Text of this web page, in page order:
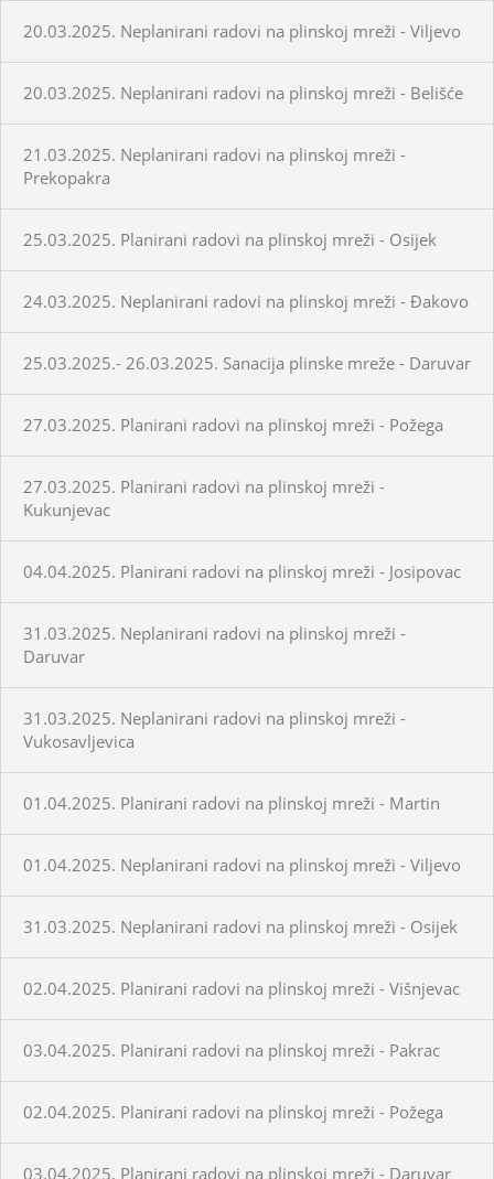
20.03.2025. Neplanirani radovi na plinskoj mreži - Viljevo
20.03.2025. Neplanirani radovi na plinskoj mreži - Belišće
21.03.2025. Neplanirani radovi na plinskoj mreži -
Prekopakra
25.03.2025. Planirani radovi na plinskoj mreži - Osijek
24.03.2025. Neplanirani radovi na plinskoj mreži - Đakovo
25.03.2025.- 26.03.2025. Sanacija plinske mreže - Daruvar
27.03.2025. Planirani radovi na plinskoj mreži - Požega
27.03.2025. Planirani radovi na plinskoj mreži -
Kukunjevac
04.04.2025. Planirani radovi na plinskoj mreži - Josipovac
31.03.2025. Neplanirani radovi na plinskoj mreži -
Daruvar
31.03.2025. Neplanirani radovi na plinskoj mreži -
Vukosavljevica
01.04.2025. Planirani radovi na plinskoj mreži - Martin
01.04.2025. Neplanirani radovi na plinskoj mreži - Viljevo
31.03.2025. Neplanirani radovi na plinskoj mreži - Osijek
02.04.2025. Planirani radovi na plinskoj mreži - Višnjevac
03.04.2025. Planirani radovi na plinskoj mreži - Pakrac
02.04.2025. Planirani radovi na plinskoj mreži - Požega
03.04.2025. Planirani radovi na plinskoj mreži - Daruvar